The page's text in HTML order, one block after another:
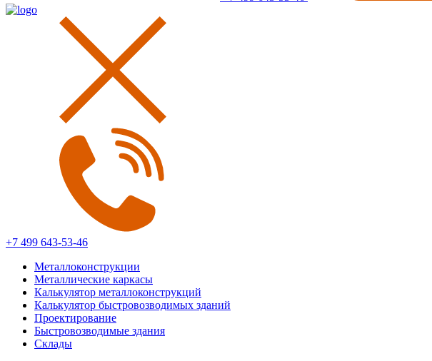
+7 499 643-53-46
Металлоконструкции
Металлические каркасы
Калькулятор металлоконструкций
Калькулятор быстровозводимых зданий
Проектирование
Быстровозводимые здания
Склады